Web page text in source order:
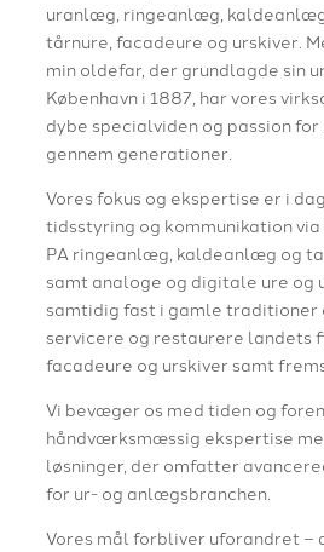
uranlæg, ringeanlæg,
tårnure, facadeure og urskiver.
min oldefar, der grundlagde sin
København i 1887, har vores
dybe specialviden og passion
gennem generationer.
Vores fokus og ekspertise er i
tidsstyring og kommunikation
PA ringeanlæg, kaldeanlæg og
samt analoge og digitale ure og
samtidig fast i gamle traditioner
servicere og restaurere landets
facadeure og urskiver samt
Vi bevæger os med tiden og
håndværksmæssig ekspertise
løsninger, der omfatter
for ur- og anlægsbranchen.
Vores mål forbliver uforandret –